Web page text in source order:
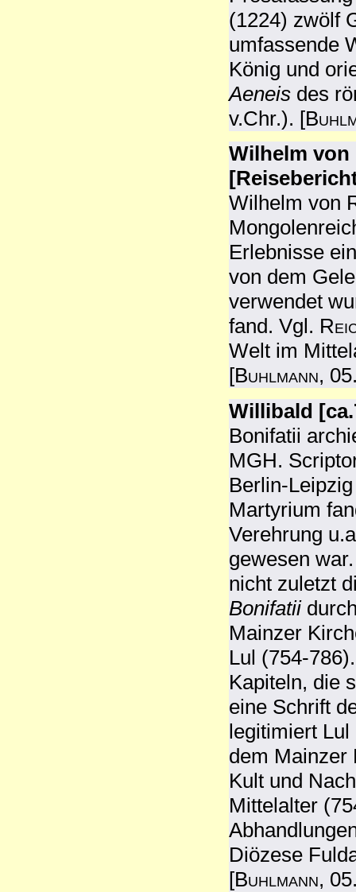
(1224) zwölf
umfassende
König und
Aeneis des
v.Chr.). [
Wilhelm von
Wilhelm von
Erlebnisse
von dem
verwendet
fand. Vgl.
Welt im
[Buhlmann,
Willibald
Bonifatii
MGH.
Berlin-
Martyrium
Verehrung
gewesen
nicht zuletzt
Bonifatii
Mainzer
Lul (754-
Kapiteln, die
eine Schrift
legitimiert
dem
Kult und
Mittelalter
Diözese
[Buhlmann,